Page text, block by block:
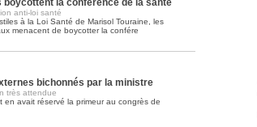
boycottent la conférence de la santé
anti-loi santé
à la Loi Santé de Marisol Touraine, les
menacent de boycotter la confére
bichonnés par la ministre
très attendue
en avait réservé la primeur au congrès de